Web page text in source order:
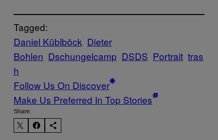
Tagged:
Daniel Küblböck Dieter
Bohlen Dschungelcamp DSDS Portrait tras
h
Follow Us On Discover
Make Us Preferred In Top Stories
Share: